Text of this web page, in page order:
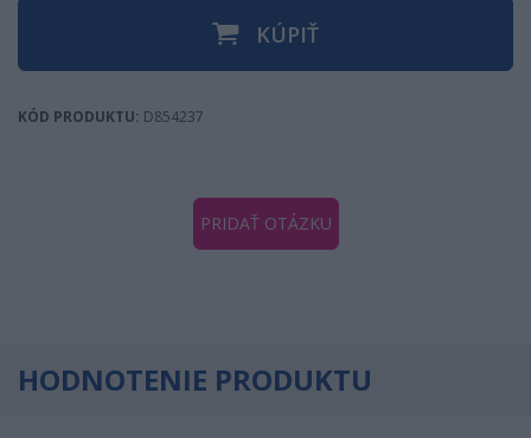
KÚPIŤ
KÓD PRODUKTU: D854237
PRIDAŤ OTÁZKU
HODNOTENIE PRODUKTU